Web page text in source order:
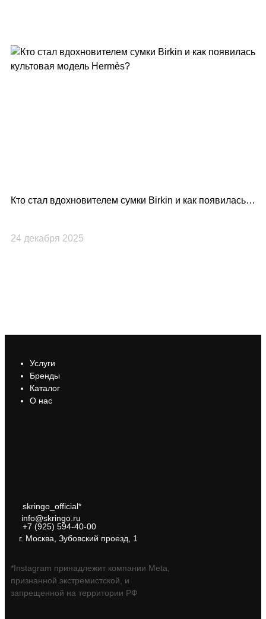
Кто стал вдохновителем сумки Birkin и как появилась
24 декабря 2025
Услуги
Бренды
Каталог
О нас
skringo_official*
info@skringo.ru
+7 (925) 594-40-00
г. Москва, Зубовский проезд, 1
*Instagram принадлежит компании Meta,
признанной экстремистской, и
запрещенной на территории РФ